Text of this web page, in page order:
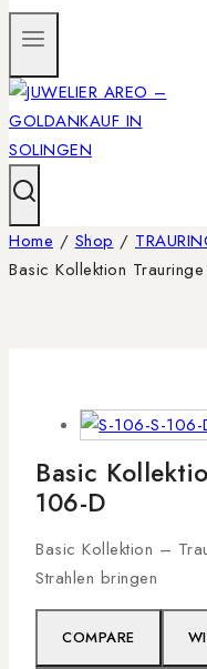
Home / Shop /
Basic Kollektion
Basic
106-D
Basic Kollektion –
Strahlen bringen
COMPARE